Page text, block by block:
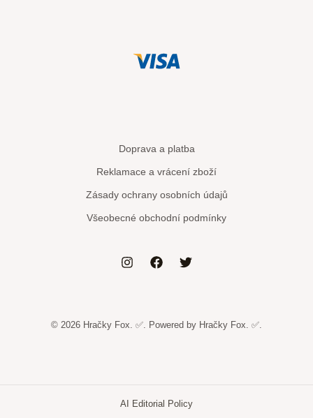
Doprava a platba
Reklamace a vrácení zboží
Zásady ochrany osobních údajů
Všeobecné obchodní podmínky
© 2026 Hračky Fox. ✅. Powered by Hračky Fox. ✅.
AI Editorial Policy